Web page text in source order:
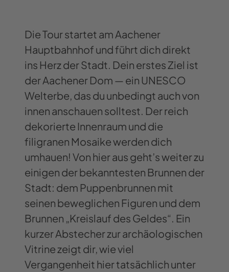
Die Tour startet am Aachener
Hauptbahnhof und führt dich direkt
ins Herz der Stadt. Dein erstes Ziel ist
der Aachener Dom — ein UNESCO
Welterbe, das du unbedingt auch von
innen anschauen solltest. Der reich
dekorierte Innenraum und die
filigranen Mosaike werden dich
umhauen! Von hier aus geht’s weiter zu
einigen der bekanntesten Brunnen der
Stadt: dem Puppenbrunnen mit
seinen beweglichen Figuren und dem
Brunnen „Kreislauf des Geldes“. Ein
kurzer Abstecher zur archäologischen
Vitrine zeigt dir, wie viel
Vergangenheit hier tatsächlich unter